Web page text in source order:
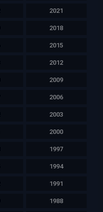
2021
2018
2015
2012
2009
2006
2003
2000
1997
1994
1991
1988